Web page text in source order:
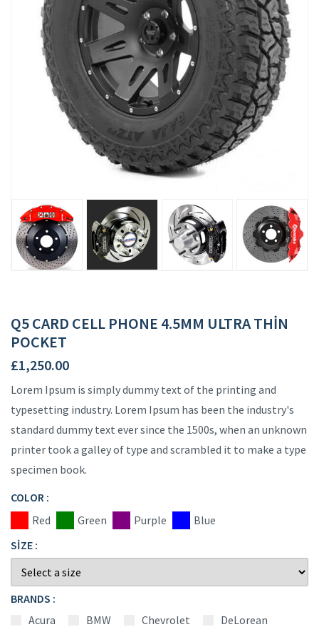
Q5 CARD CELL PHONE 4.5MM ULTRA THIN
POCKET
£1,250.00
Lorem Ipsum is simply dummy text of the printing and
typesetting industry. Lorem Ipsum has been the industry's
standard dummy text ever since the 1500s, when an unknown
printer took a galley of type and scrambled it to make a type
specimen book.
COLOR :
Red
Green Purple
Blue
SIZE :
BRANDS :
Acura
BMW Chevrolet DeLorean